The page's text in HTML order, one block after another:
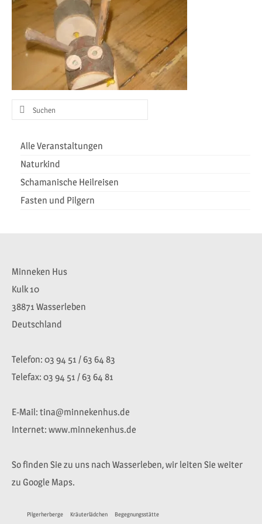
Heilreisen
Fasten und Pilgern
Veranstaltungen
Suchen
Alle Veranstaltungen
Naturkind
Schamanische Heilreisen
Fasten und Pilgern
Minneken Hus
Kulk 10
38871 Wasserleben
Deutschland
Telefon: 03 94 51 / 63 64 83
Telefax: 03 94 51 / 63 64 81
E-Mail: tina@minnekenhus.de
Internet: www.minnekenhus.de
So finden Sie zu uns nach Wasserleben, wir leiten Sie weiter
zu Google Maps.
Pilgerherberge Kräuterlädchen Begegnungsstätte